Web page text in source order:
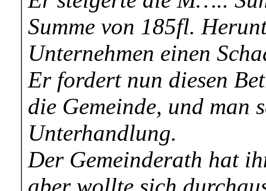
Summe von 185fl.
Unternehmen einen
Er fordert nun diesen
die Gemeinde, und man
Unterhandlung.
Der Gemeinderath hat